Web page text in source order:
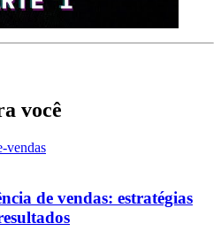
você
de vendas: estratégias